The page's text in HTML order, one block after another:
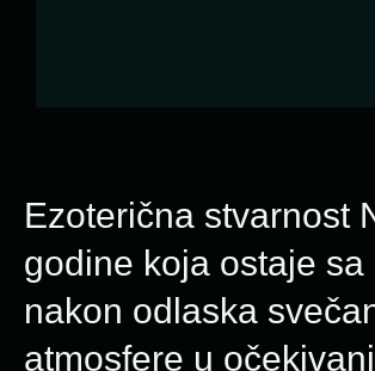
Ezoterična stvarnost
godine koja ostaje sa
nakon odlaska
atmosfere u